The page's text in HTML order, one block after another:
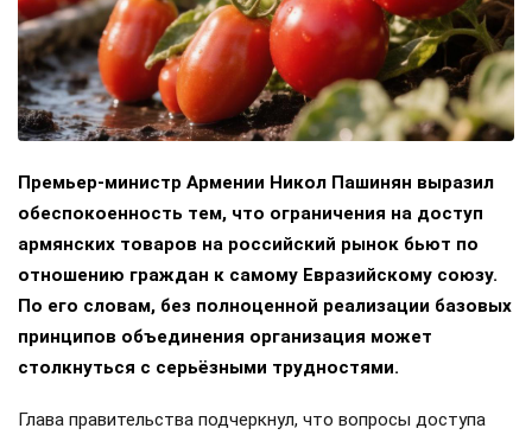
Премьер-министр Армении Никол Пашинян выразил
обеспокоенность тем, что ограничения на доступ
армянских товаров на российский рынок бьют по
отношению граждан к самому Евразийскому союзу.
По его словам, без полноценной реализации базовых
принципов объединения организация может
столкнуться с серьёзными трудностями.
Глава правительства подчеркнул, что вопросы доступа